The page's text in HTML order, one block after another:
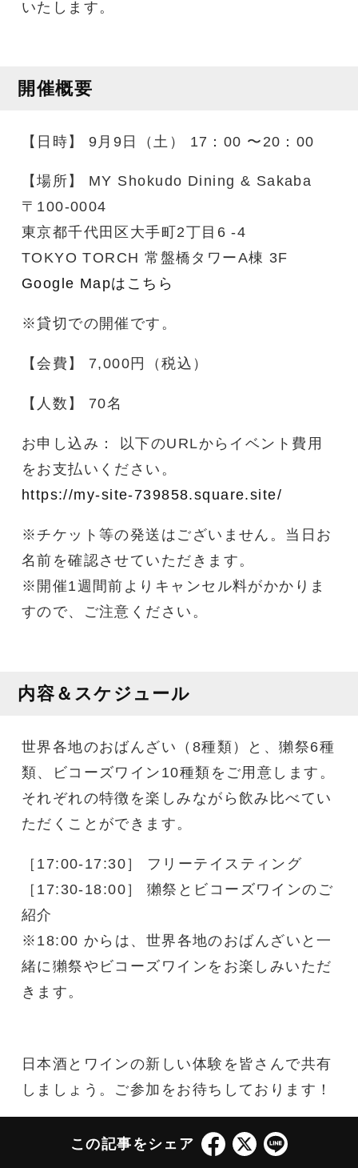
いたします。
開催概要
【日時】 9月9日（土） 17：00 〜20：00
【場所】 MY Shokudo Dining & Sakaba
〒100-0004
東京都千代田区大手町2丁目6 -4
TOKYO TORCH 常盤橋タワーA棟 3F
Google Mapはこちら
※貸切での開催です。
【会費】 7,000円（税込）
【人数】 70名
お申し込み： 以下のURLからイベント費用
をお支払いください。
https://my-site-739858.square.site/
※チケット等の発送はございません。当日お
名前を確認させていただきます。
※開催1週間前よりキャンセル料がかかりま
すので、ご注意ください。
内容＆スケジュール
世界各地のおばんざい（8種類）と、獺祭6種
類、ビコーズワイン10種類をご用意します。
それぞれの特徴を楽しみながら飲み比べてい
ただくことができます。
［17:00-17:30］ フリーテイスティング
［17:30-18:00］ 獺祭とビコーズワインのご
紹介
※18:00 からは、世界各地のおばんざいと一
緒に獺祭やビコーズワインをお楽しみいただ
きます。
日本酒とワインの新しい体験を皆さんで共有
しましょう。ご参加をお待ちしております！
この記事をシェア